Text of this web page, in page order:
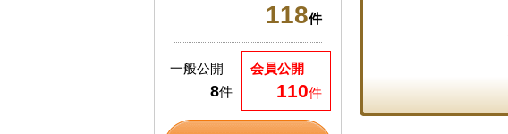
118件
会員公開
110件
一般公開
8件